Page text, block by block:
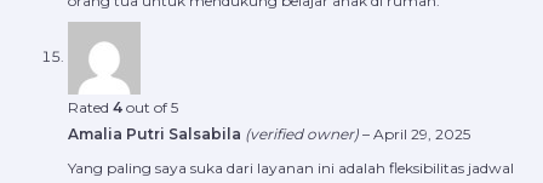
Rated 4 out of 5
Amalia Putri Salsabila (verified owner) – April 29, 2025
Yang paling saya suka dari layanan ini adalah fleksibilitas jadwal